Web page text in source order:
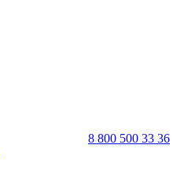
8 800 500 33 36